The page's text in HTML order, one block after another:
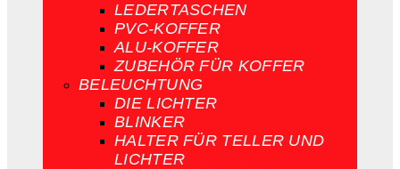
LEDERTASCHEN
PVC-KOFFER
ALU-KOFFER
ZUBEHÖR FÜR KOFFER
BELEUCHTUNG
DIE LICHTER
BLINKER
HALTER FÜR TELLER UND
LICHTER